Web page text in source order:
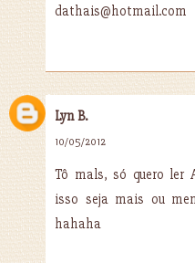
dathais@hotmail.com
Lyn B.
10/05/2012
Tô mals, só quero ler
isso seja mais ou
hahaha